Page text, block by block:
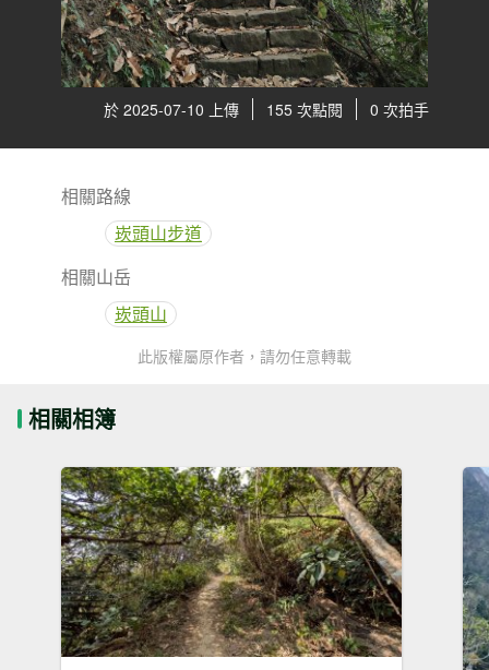
於 2025-07-10 上傳 155 次點閱 0 次拍手
相關路線
崁頭山步道
相關山岳
崁頭山
此版權屬原作者，請勿任意轉載
相關相簿